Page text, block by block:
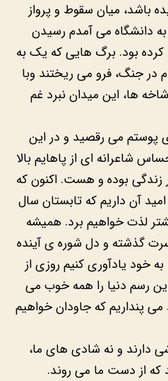
باشد، میان سقوط و پرواز
دانشگاه می آمدم رسیدن
کرده بود. برگ هایی که یک به
جنگ، فرو می ریختند وبا
ها، این میدان نبرد غم
پوستم می رقصید و در این
شاعرانه ای از پاهایم بالا
بوده و هست. اکنون که
آن داریم که تابستان سال
لذت خواهیم برد. همیشه
گذشته و دل شوره ی آینده
خود یادآوری کنیم روزی از
رسم دنیا را همه خوب می
می پنداریم که جاودان خواهیم
دارند و نه شادی های ما،
که از دست ما می روند.